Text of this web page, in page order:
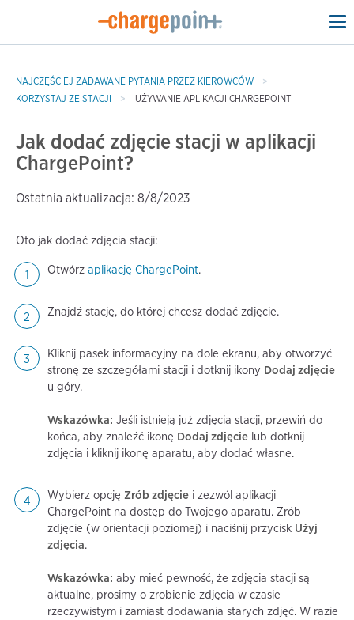
NAJCZĘŚCIEJ ZADAWANE PYTANIA PRZEZ KIEROWCÓW
KORZYSTAJ ZE STACJI
UŻYWANIE APLIKACJI CHARGEPOINT
Jak dodać zdjęcie stacji w aplikacji
ChargePoint?
Ostatnia aktualizacja: 8/8/2023
Oto jak dodać zdjęcia stacji:
Otwórz aplikację ChargePoint.
Znajdź stację, do której chcesz dodać zdjęcie.
Kliknij pasek informacyjny na dole ekranu, aby otworzyć
stronę ze szczegółami stacji i dotknij ikony Dodaj zdjęcie
u góry.
Wskazówka: Jeśli istnieją już zdjęcia stacji, przewiń do
końca, aby znaleźć ikonę Dodaj zdjęcie lub dotknij
zdjęcia i kliknij ikonę aparatu, aby dodać własne.
Wybierz opcję Zrób zdjęcie i zezwól aplikacji
ChargePoint na dostęp do Twojego aparatu. Zrób
zdjęcie (w orientacji poziomej) i naciśnij przycisk Użyj
zdjęcia.
Wskazówka: aby mieć pewność, że zdjęcia stacji są
aktualne, prosimy o zrobienie zdjęcia w czasie
rzeczywistym i zamiast dodawania starych zdjęć. W razie